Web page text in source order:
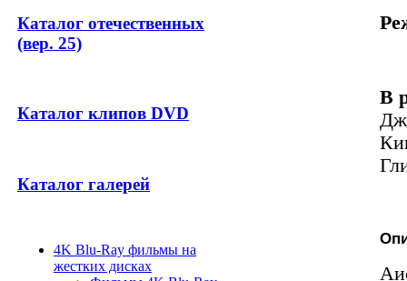
Каталог отечественных
(вер. 25)
Каталог клипов DVD
Каталог галерей
4K Blu-Ray фильмы на
жестких дисках
В